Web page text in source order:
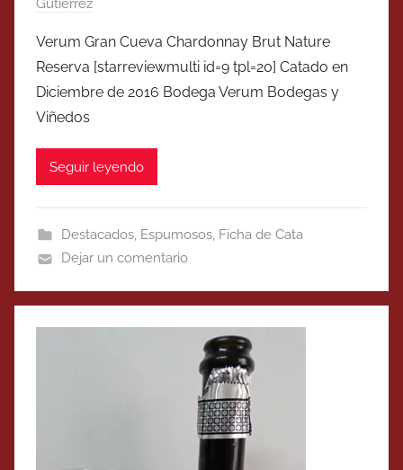
Gutierrez
Verum Gran Cueva Chardonnay Brut Nature
Reserva [starreviewmulti id=9 tpl=20] Catado en
Diciembre de 2016 Bodega Verum Bodegas y
Viñedos
Seguir leyendo
Destacados, Espumosos, Ficha de Cata
Dejar un comentario